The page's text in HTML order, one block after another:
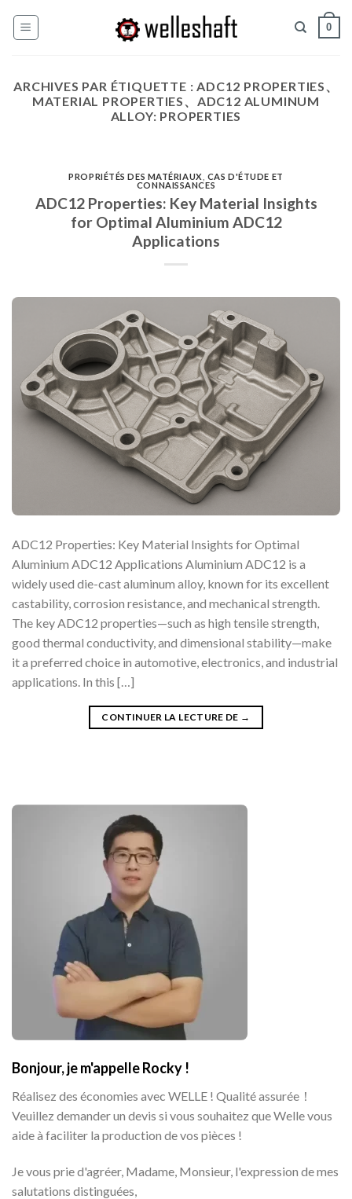
0
ARCHIVES PAR ÉTIQUETTE :ADC12 PROPERTIES、
MATERIAL PROPERTIES、ADC12 ALUMINUM
ALLOY: PROPERTIES
PROPRIÉTÉS DES MATÉRIAUX CAS D'ÉTUDE ET
CONNAISSANCES
ADC12 Properties: Key Material Insights
for Optimal Aluminium ADC12
Applications
ADC12 Properties: Key Material Insights for Optimal
Aluminium ADC12 Applications Aluminium ADC12 is a
widely used die-cast aluminum alloy, known for its excellent
castability, corrosion resistance, and mechanical strength.
The key ADC12 properties—such as high tensile strength,
good thermal conductivity, and dimensional stability—make
it a preferred choice in automotive, electronics, and industrial
applications. In this […]
CONTINUER LA LECTURE DE →
Bonjour, je m'appelle Rocky !
Réalisez des économies avec WELLE ! Qualité assurée！
Veuillez demander un devis si vous souhaitez que Welle vous
aide à faciliter la production de vos pièces !
Je vous prie d'agréer, Madame, Monsieur, l'expression de mes
salutations distinguées,